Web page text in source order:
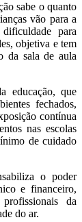
sabe o quanto
vão para a
para
objetiva e tem
da sala de aula
educação, que
fechados,
contínua
nas escolas
de cuidado
o poder
e financeiro,
da
do ar.